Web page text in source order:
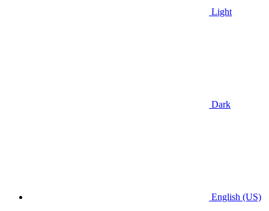
Light
Dark
English (US)